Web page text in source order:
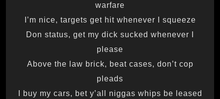
warfare
I’m nice, targets get hit whenever I squeeze
Don status, get my dick sucked whenever I
please
Above the law brick, beat cases, don’t cop
pleads
I buy my cars, bet y’all niggas whips be leased